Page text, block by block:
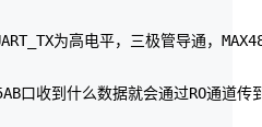
为高电平，三极管导通，
口收到什么数据就会通过RO通道传